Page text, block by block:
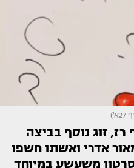
זוג נוסף בביצה
אדרי ואשתו חשפו
משעשע במיוחד